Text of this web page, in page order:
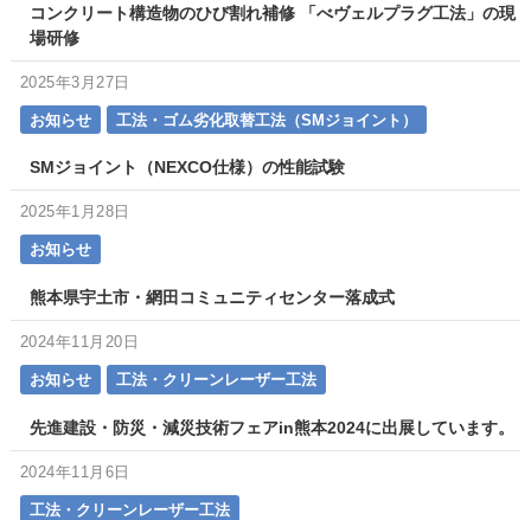
コンクリート構造物のひび割れ補修 「べヴェルプラグ工法」の現
場研修
2025年3月27日
お知らせ 工法・ゴム劣化取替工法（SMジョイント）
SMジョイント（NEXCO仕様）の性能試験
2025年1月28日
お知らせ
熊本県宇土市・網田コミュニティセンター落成式
2024年11月20日
お知らせ 工法・クリーンレーザー工法
先進建設・防災・減災技術フェアin熊本2024に出展しています。
2024年11月6日
工法・クリーンレーザー工法